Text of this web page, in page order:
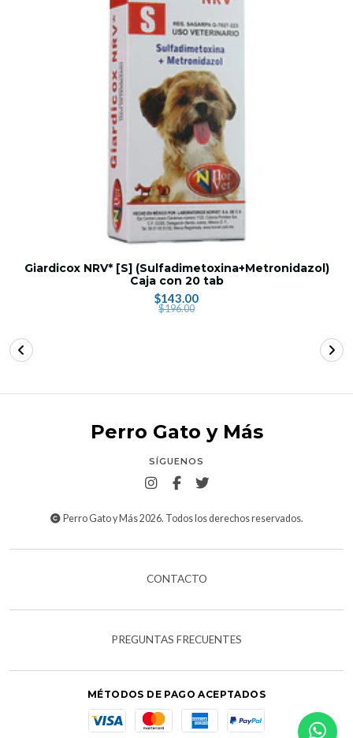
Giardicox NRV* [S] (Sulfadimetoxina+Metronidazol)
Caja con 20 tab
$143.00
$196.00
Perro Gato y Más
SÍGUENOS
Perro Gato y Más 2026. Todos los derechos reservados.
CONTACTO
PREGUNTAS FRECUENTES
MÉTODOS DE PAGO ACEPTADOS